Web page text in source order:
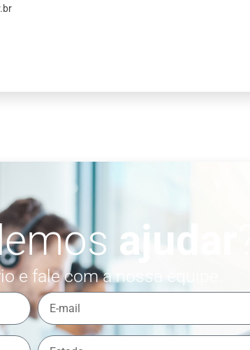
ajudar
e fale com a nossa equipe.